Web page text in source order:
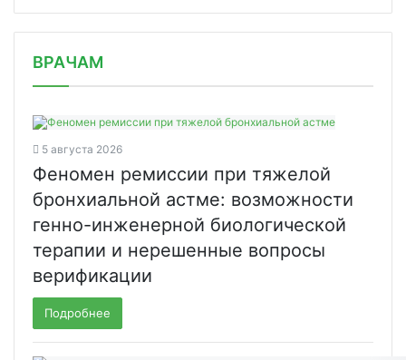
ВРАЧАМ
5 августа 2026
Феномен ремиссии при тяжелой
бронхиальной астме: возможности
генно-инженерной биологической
терапии и нерешенные вопросы
верификации
Подробнее